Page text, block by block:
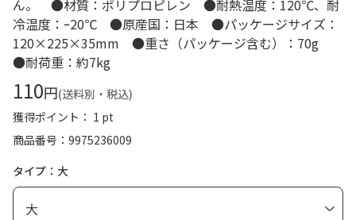
ん。 ●材質：ポリプロピレン ●耐熱温度：120℃、耐
冷温度：ｰ20℃ ●原産国：日本 ●パッケージサイズ：
120×225×35mm ●重さ（パッケージ含む）：70g
●耐荷重：約7kg
110円(送料別・税込)
獲得ポイント： 1 pt
商品番号
9975236009
タイプ：大